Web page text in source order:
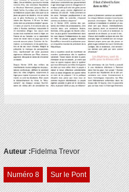
Auteur :Fidelma Trevor
Numéro 8 Sur le Pont